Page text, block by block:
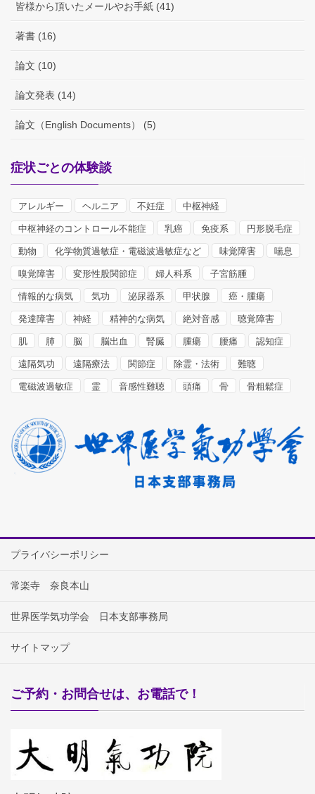
皆様から頂いたメールやお手紙 (41)
著書 (16)
論文 (10)
論文発表 (14)
論文（English Documents） (5)
症状ごとの体験談
アレルギー ヘルニア 不妊症 中枢神経
中枢神経のコントロール不能症 乳癌 免疫系 円形脱毛症
動物 化学物質過敏症・電磁波過敏症など 味覚障害 喘息
嗅覚障害 変形性股関節症 婦人科系 子宮筋腫
情報的な病気 気功 泌尿器系 甲状腺 癌・腫瘍
発達障害 神経 精神的な病気 絶対音感 聴覚障害
肌 肺 脳 脳出血 腎臓 腫瘍 腰痛 認知症
遠隔気功 遠隔療法 関節症 除霊・法術 難聴
電磁波過敏症 霊 音感性難聴 頭痛 骨 骨粗鬆症
プライバシーポリシー
常楽寺 奈良本山
世界医学気功学会 日本支部事務局
サイトマップ
ご予約・お問合せは、お電話で！